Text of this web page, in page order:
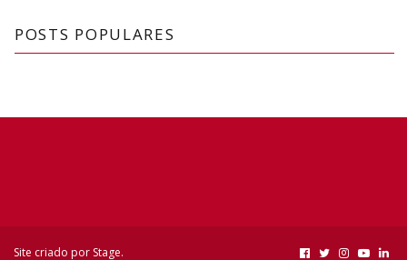
POSTS POPULARES
Site criado por Stage.